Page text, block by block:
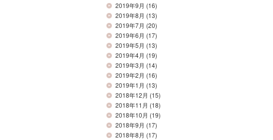
2019年9月 (16)
2019年8月 (13)
2019年7月 (20)
2019年6月 (17)
2019年5月 (13)
2019年4月 (19)
2019年3月 (14)
2019年2月 (16)
2019年1月 (13)
2018年12月 (15)
2018年11月 (18)
2018年10月 (19)
2018年9月 (17)
2018年8月 (17)